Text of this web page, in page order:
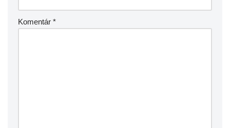
Komentár *